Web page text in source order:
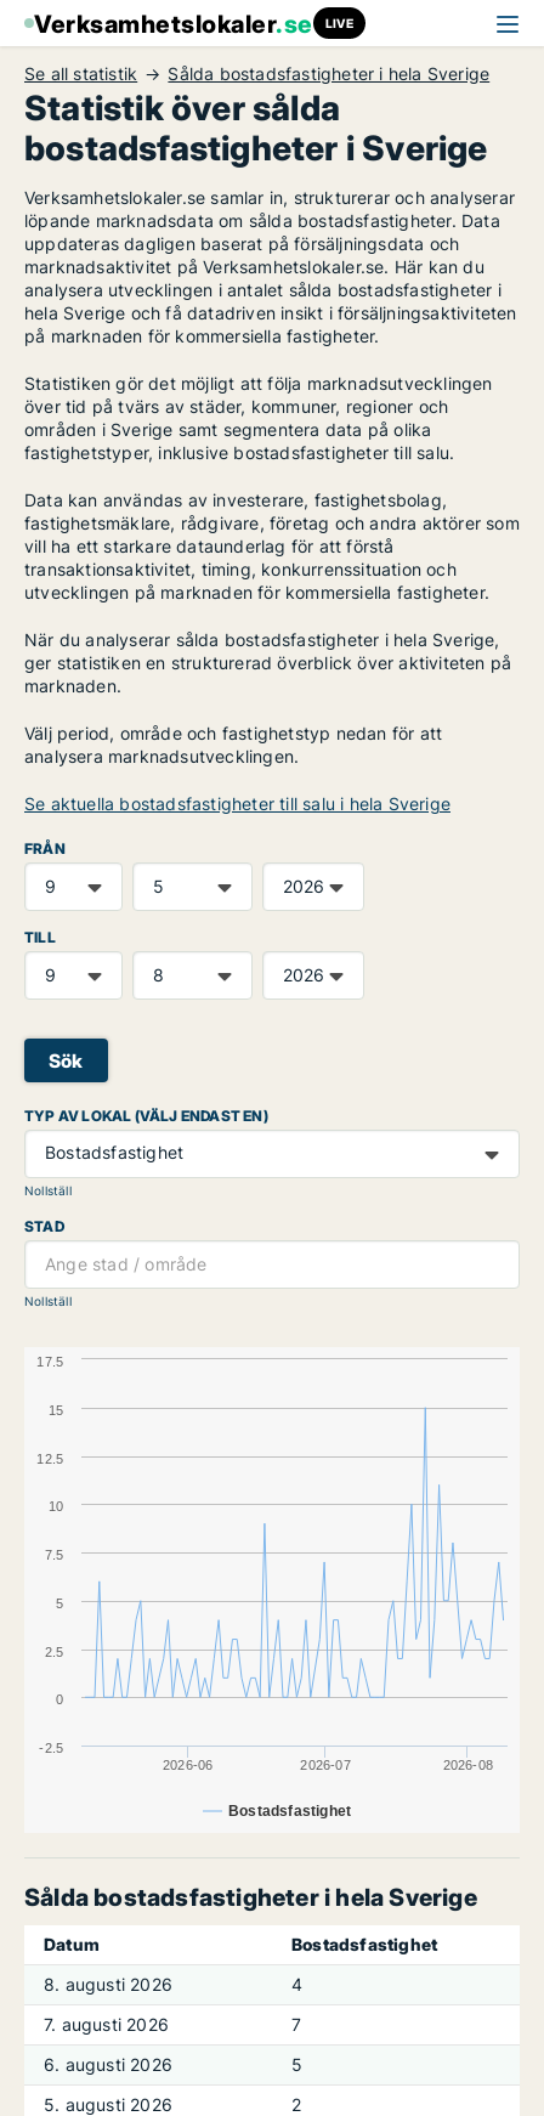
Verksamhetslokaler.se LIVE
Se all statistik Sålda bostadsfastigheter i hela Sverige
Statistik över sålda
bostadsfastigheter i Sverige
Verksamhetslokaler.se samlar in, strukturerar och analyserar
löpande marknadsdata om sålda bostadsfastigheter. Data
uppdateras dagligen baserat på försäljningsdata och
marknadsaktivitet på Verksamhetslokaler.se. Här kan du
analysera utvecklingen i antalet sålda bostadsfastigheter i
hela Sverige och få datadriven insikt i försäljningsaktiviteten
på marknaden för kommersiella fastigheter.
Statistiken gör det möjligt att följa marknadsutvecklingen
över tid på tvärs av städer, kommuner, regioner och
områden i Sverige samt segmentera data på olika
fastighetstyper, inklusive bostadsfastigheter till salu.
Data kan användas av investerare, fastighetsbolag,
fastighetsmäklare, rådgivare, företag och andra aktörer som
vill ha ett starkare dataunderlag för att förstå
transaktionsaktivitet, timing, konkurrenssituation och
utvecklingen på marknaden för kommersiella fastigheter.
När du analyserar sålda bostadsfastigheter i hela Sverige,
ger statistiken en strukturerad överblick över aktiviteten på
marknaden.
Välj period, område och fastighetstyp nedan för att
analysera marknadsutvecklingen.
Se aktuella bostadsfastigheter till salu i hela Sverige
FRÅN
TILL
Sök
TYP AV LOKAL (VÄLJ ENDAST EN)
Bostadsfastighet
Nollställ
STAD
Nollställ
Bostadsfastighet
2026-06 2026-07 2026-08
-2.5
0
2.5
5
7.5
10
12.5
15
17.5
Sålda bostadsfastigheter i hela Sverige
Datum
Bostadsfastighet
8. augusti 2026
4
7. augusti 2026
7
6. augusti 2026
5
5. augusti 2026
2